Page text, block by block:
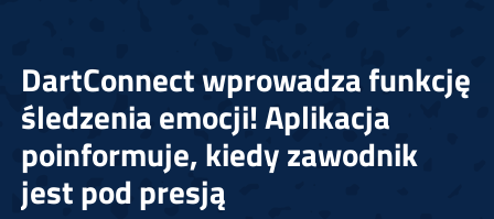
DartConnect wprowadza funkcję
śledzenia emocji! Aplikacja
poinformuje, kiedy zawodnik
jest pod presją